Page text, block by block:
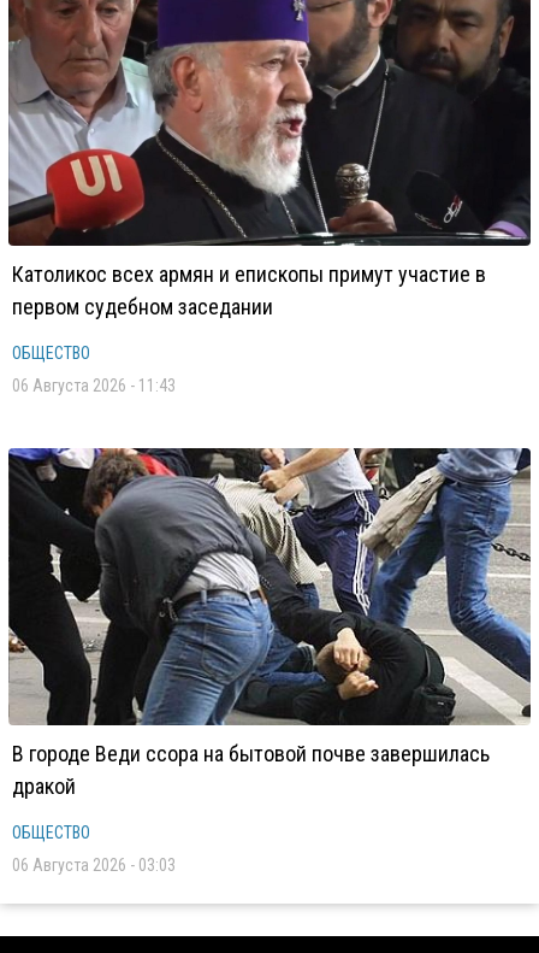
Католикос всех армян и епископы примут участие в
первом судебном заседании
ОБЩЕСТВО
06 Августа 2026 - 11:43
В городе Веди ссора на бытовой почве завершилась
дракой
ОБЩЕСТВО
06 Августа 2026 - 03:03